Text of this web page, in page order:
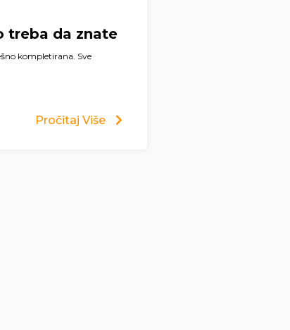
treba da znate
kompletirana. Sve
Pročitaj Više